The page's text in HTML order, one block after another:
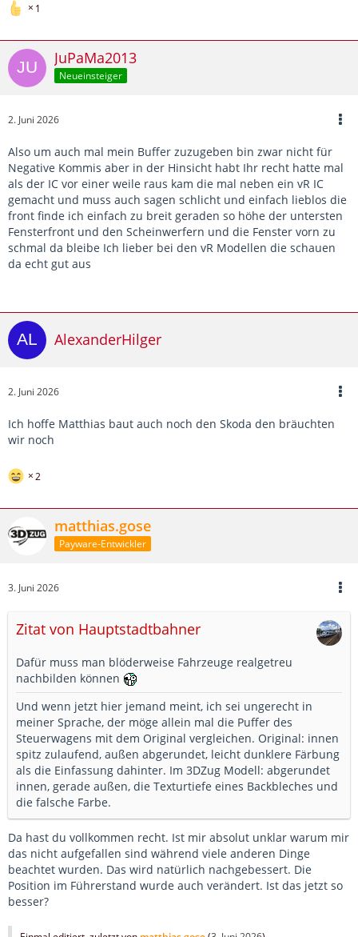
1
JuPaMa2013
Neueinsteiger
2. Juni 2026
Also um auch mal mein Buffer zuzugeben bin zwar nicht für
Negative Kommis aber in der Hinsicht habt Ihr recht hatte mal
als der IC vor einer weile raus kam die mal neben ein vR IC
gemacht und muss auch sagen schlicht und einfach lieblos die
front finde ich einfach zu breit geraden so höhe der untersten
Fensterfront und den Scheinwerfern und die Fenster vorn zu
schmal da bleibe Ich lieber bei den vR Modellen die schauen
da echt gut aus
AlexanderHilger
2. Juni 2026
Ich hoffe Matthias baut auch noch den Skoda den bräuchten
wir noch
2
matthias.gose
Payware-Entwickler
3. Juni 2026
Zitat von Hauptstadtbahner
Dafür muss man blöderweise Fahrzeuge realgetreu
nachbilden können
Und wenn jetzt hier jemand meint, ich sei ungerecht in
meiner Sprache, der möge allein mal die Puffer des
Steuerwagens mit dem Original vergleichen. Original: innen
spitz zulaufend, außen abgerundet, leicht dunklere Färbung
als die Einfassung dahinter. Im 3DZug Modell: abgerundet
innen, gerade außen, die Texturtiefe eines Backbleches und
die falsche Farbe.
Da hast du vollkommen recht. Ist mir absolut unklar warum mir
das nicht aufgefallen sind während viele anderen Dinge
beachtet wurden. Das wird natürlich nachgebessert. Die
Position im Führerstand wurde auch verändert. Ist das jetzt so
besser?